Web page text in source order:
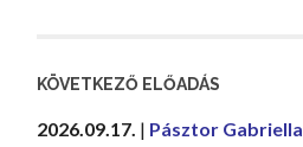
KÖVETKEZŐ ELŐADÁS
2026.09.17. | Pásztor Gabriella